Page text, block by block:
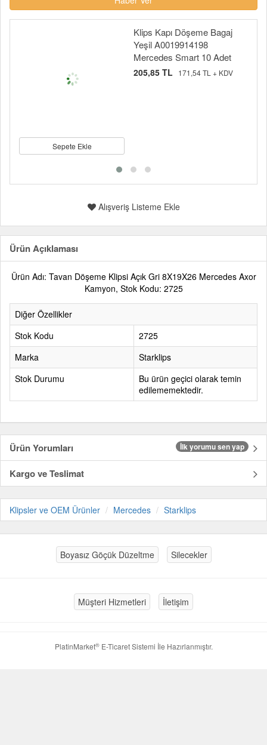
Sepete Ekle
Klips Kapı Döşeme Bagaj
Yeşil A0019914198
Mercedes Smart 10 Adet
205,85 TL 171,54 TL + KDV
Alışveriş Listeme Ekle
Ürün Açıklaması
Ürün Adı: Tavan Döşeme Klipsi Açık Gri 8X19X26 Mercedes Axor
Kamyon, Stok Kodu: 2725
Diğer Özellikler
Stok Kodu
2725
Marka
Starklips
Stok Durumu
Bu ürün geçici olarak temin
edilememektedir.
Ürün Yorumları İlk yorumu sen yap
Kargo ve Teslimat
Klipsler ve OEM Ürünler Mercedes Starklips
Boyasız Göçük Düzeltme Silecekler
Müşteri Hizmetleri İletişim
PlatinMarket®E-Ticaret Sistemi İle Hazırlanmıştır.